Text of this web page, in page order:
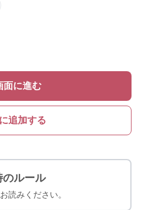
面に進む
追加する
のルール
読みください。